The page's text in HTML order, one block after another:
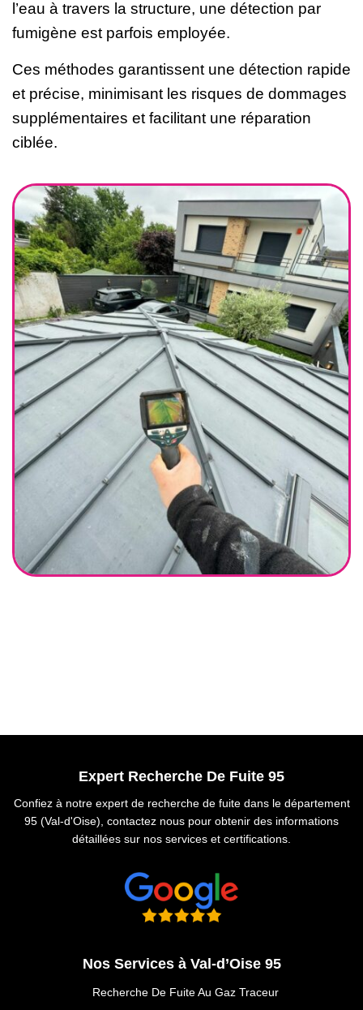
l’eau à travers la structure, une détection par
fumigène est parfois employée.
Ces méthodes garantissent une détection rapide
et précise, minimisant les risques de dommages
supplémentaires et facilitant une réparation
ciblée.
Expert Recherche De Fuite 95
Confiez à notre expert de recherche de fuite dans le département
95 (Val-d'Oise), contactez nous pour obtenir des informations
détaillées sur nos services et certifications.
Nos Services à Val-d’Oise 95
Recherche De Fuite Au Gaz Traceur